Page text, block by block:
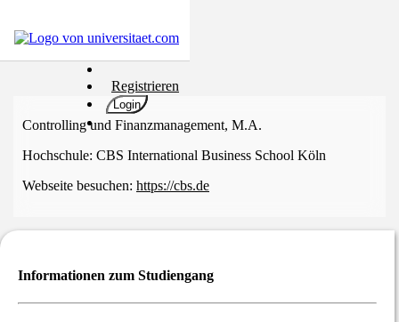
Registrieren
Login
Hochschulen
Karriere
Populär
&
Interessentest
Controlling und Finanzmanagement, M.A.
Hochschule: CBS International Business School Köln
Webseite besuchen: https://cbs.de
Informationen zum Studiengang